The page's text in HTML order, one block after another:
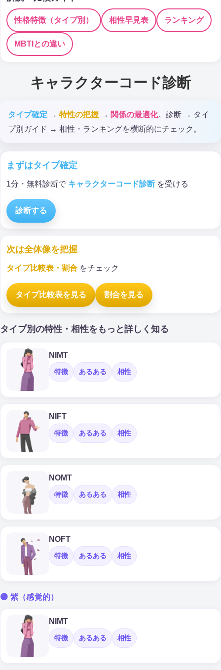
性格特徴（タイプ別） 相性早見表 ランキング
MBTIとの違い
キャラクターコード診断
タイプ確定 → 特性の把握 → 関係の最適化。診断 → タイ
プ別ガイド → 相性・ランキングを横断的にチェック。
まずはタイプ確定
1分・無料診断で キャラクターコード診断 を受ける
診断する
次は全体像を把握
タイプ比較表・割合 をチェック
タイプ比較表を見る 割合を見る
タイプ別の特性・相性をもっと詳しく知る
NIMT
特徴 あるある 相性
NIFT
特徴 あるある 相性
NOMT
特徴 あるある 相性
NOFT
特徴 あるある 相性
🟣 紫（感覚的）
NIMT
特徴 あるある 相性